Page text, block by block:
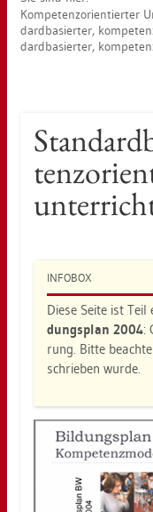
Kom­pe­tenz­ori­en­tier­ter
dard­ba­sier­ter,
dard­ba­sier­ter,
IN­FO­BOX
Diese Seite ist
dungs­plan 2004:
rung. Bitte
schrie­ben wurde.